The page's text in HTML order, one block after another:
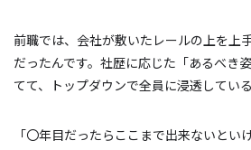
前職では、会社が敷いたレールの上を上
だったんです。社歴に応じた「あるべき
てて、トップダウンで全員に浸透している
「〇年目だったらここまで出来ないとい